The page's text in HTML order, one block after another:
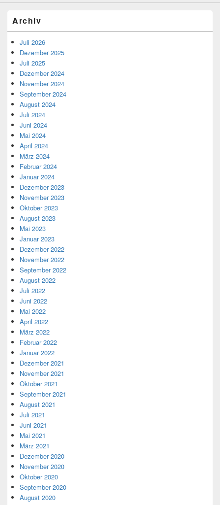
Archiv
Juli 2026
Dezember 2025
Juli 2025
Dezember 2024
November 2024
September 2024
August 2024
Juli 2024
Juni 2024
Mai 2024
April 2024
März 2024
Februar 2024
Januar 2024
Dezember 2023
November 2023
Oktober 2023
August 2023
Mai 2023
Januar 2023
Dezember 2022
November 2022
September 2022
August 2022
Juli 2022
Juni 2022
Mai 2022
April 2022
März 2022
Februar 2022
Januar 2022
Dezember 2021
November 2021
Oktober 2021
September 2021
August 2021
Juli 2021
Juni 2021
Mai 2021
März 2021
Dezember 2020
November 2020
Oktober 2020
September 2020
August 2020